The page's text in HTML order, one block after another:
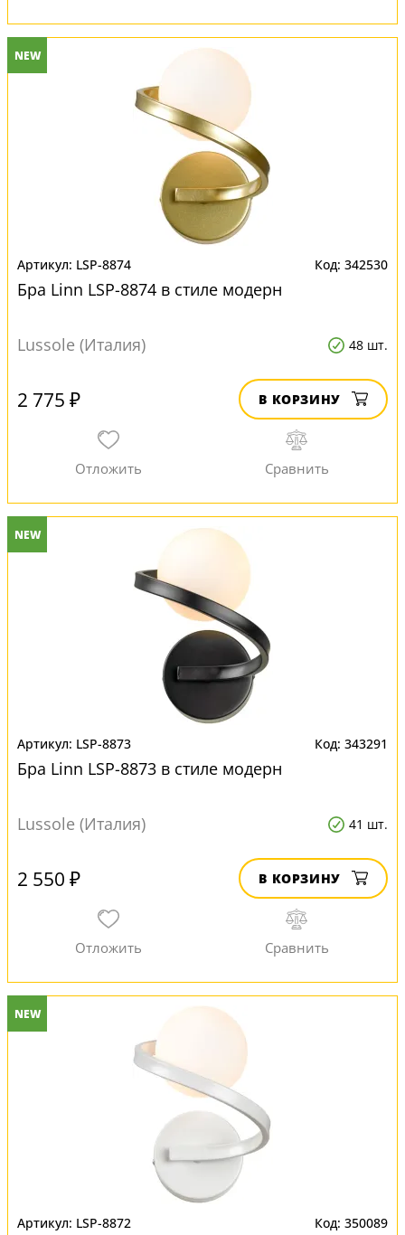
NEW
LSP-8874 342530
Бра Linn LSP-8874 в стиле модерн
Lussole (Италия) 48 шт.
2 775 ₽ В КОРЗИНУ
NEW
LSP-8873 343291
Бра Linn LSP-8873 в стиле модерн
Lussole (Италия) 41 шт.
2 550 ₽ В КОРЗИНУ
NEW
LSP-8872 350089